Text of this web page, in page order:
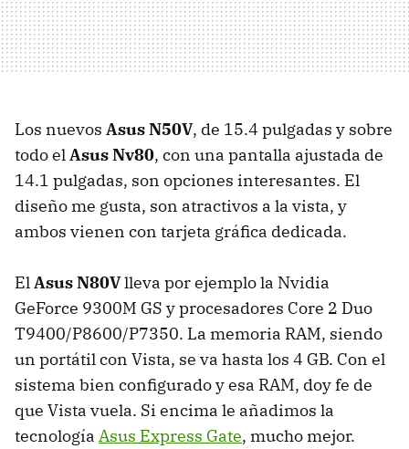
Los nuevos Asus N50V, de 15.4 pulgadas y sobre
todo el Asus Nv80, con una pantalla ajustada de
14.1 pulgadas, son opciones interesantes. El
diseño me gusta, son atractivos a la vista, y
ambos vienen con tarjeta gráfica dedicada.
El Asus N80Vlleva por ejemplo la Nvidia
GeForce 9300M GS y procesadores Core 2 Duo
T9400/P8600/P7350. La memoria RAM, siendo
un portátil con Vista, se va hasta los 4 GB. Con el
sistema bien configurado y esa RAM, doy fe de
que Vista vuela. Si encima le añadimos la
tecnología Asus Express Gate, mucho mejor.